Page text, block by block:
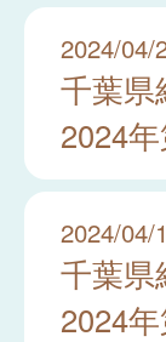
2024/04/
千葉県
2024
2024/04/
千葉県
2024